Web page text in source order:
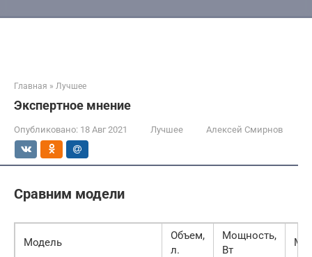
Главная » Лучшее
Экспертное мнение
Опубликовано: 18 Авг 2021 Лучшее Алексей Смирнов
Сравним модели
Модель
Объем,
л.
Мощность,
Вт